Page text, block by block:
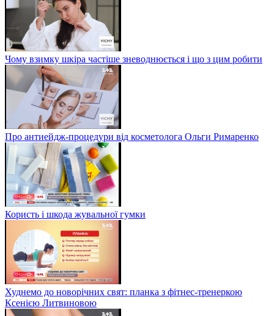
Чому взимку шкіра частіше зневоднюється і що з цим робити
Про антиейдж-процедури від косметолога Ольги Римаренко
Користь і шкода жувальної гумки
Худнемо до новорічних свят: планка з фітнес-тренеркою
Ксенією Литвиновою